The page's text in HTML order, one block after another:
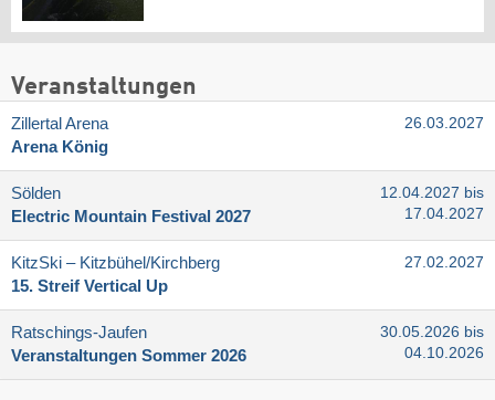
Veranstaltungen
Zillertal Arena
Arena König
26.03.2027
Sölden
Electric Mountain Festival 2027
12.04.2027 bis
17.04.2027
KitzSki – Kitzbühel/​Kirchberg
15. Streif Vertical Up
27.02.2027
Ratschings-Jaufen
Veranstaltungen Sommer 2026
30.05.2026 bis
04.10.2026